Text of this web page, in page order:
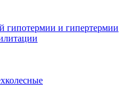
гипотермии и гипертермии